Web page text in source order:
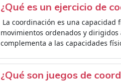
¿Qué es un ejercicio de
La coordinación es una
movimientos ordenados y
complementa a las capacidades
¿Qué son juegos de